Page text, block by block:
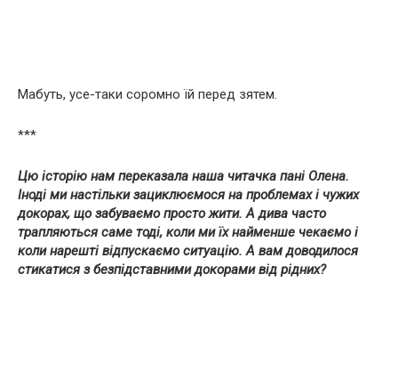
Мабуть, усе-таки соромно їй перед зятем.
***
Цю історію нам переказала наша читачка пані Олена.
Іноді ми настільки зациклюємося на проблемах і чужих
докорах, що забуваємо просто жити. А дива часто
трапляються саме тоді, коли ми їх найменше чекаємо і
коли нарешті відпускаємо ситуацію. А вам доводилося
стикатися з безпідставними докорами від рідних?